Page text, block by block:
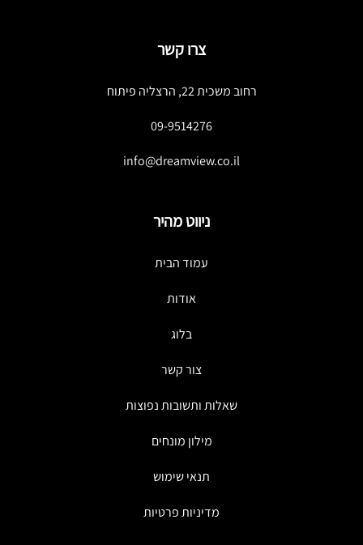
צרו קשר
רחוב משכית 22, הרצליה פיתוח
09-9514276
info@dreamview.co.il
ניווט מהיר
עמוד הבית
אודות
בלוג
צור קשר
שאלות ותשובות נפוצות
מילון מונחים
תנאי שימוש
מדיניות פרטיות